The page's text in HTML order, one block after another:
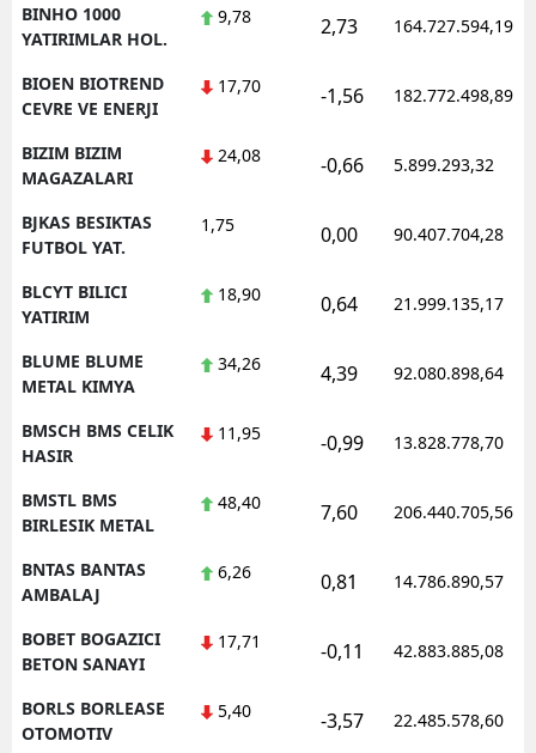
BINHO 1000
YATIRIMLAR HOL.
9,78 2,73 164.727.594,19
BIOEN BIOTREND
CEVRE VE ENERJI
17,70 -1,56 182.772.498,89
BIZIM BIZIM
MAGAZALARI
24,08 -0,66 5.899.293,32
BJKAS BESIKTAS
FUTBOL YAT.
1,75 0,00 90.407.704,28
BLCYT BILICI
YATIRIM
18,90 0,64 21.999.135,17
BLUME BLUME
METAL KIMYA
34,26 4,39 92.080.898,64
BMSCH BMS CELIK
HASIR
11,95 -0,99 13.828.778,70
BMSTL BMS
BIRLESIK METAL
48,40 7,60 206.440.705,56
BNTAS BANTAS
AMBALAJ
6,26 0,81 14.786.890,57
BOBET BOGAZICI
BETON SANAYI
17,71 -0,11 42.883.885,08
BORLS BORLEASE
OTOMOTIV
5,40 -3,57 22.485.578,60